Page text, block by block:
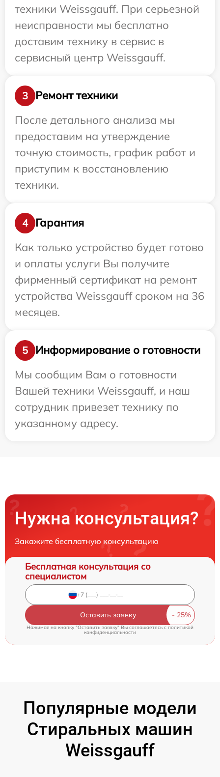
техники Weissgauff. При серьезной
неисправности мы бесплатно
доставим технику в сервис в
сервисный центр Weissgauff.
3
Ремонт техники
После детального анализа мы
предоставим на утверждение
точную стоимость, график работ и
приступим к восстановлению
техники.
4
Гарантия
Как только устройство будет готово
и оплаты услуги Вы получите
фирменный сертификат на ремонт
устройства Weissgauff сроком на 36
месяцев.
5
Информирование о готовности
Мы сообщим Вам о готовности
Вашей техники Weissgauff, и наш
сотрудник привезет технику по
указанному адресу.
Нужна консультация?
Закажите бесплатную консультацию
Бесплатная консультация со
специалистом
Оставить заявку
Нажимая на кнопку "Оставить заявку" Вы соглашаетесь cполитикой
конфиденциальности
Популярные модели
Стиральных машин
Weissgauff